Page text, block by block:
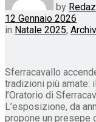
by
12 Gennaio 2026
in Natale 2025,
Sferracavallo
tradizioni più amate: il
l’Oratorio di
L’esposizione, da
propone un presepe